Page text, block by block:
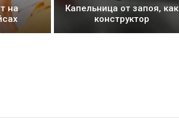
на
Капельница от запоя, как
конструктор